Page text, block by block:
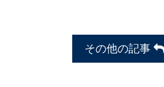
その他の記事